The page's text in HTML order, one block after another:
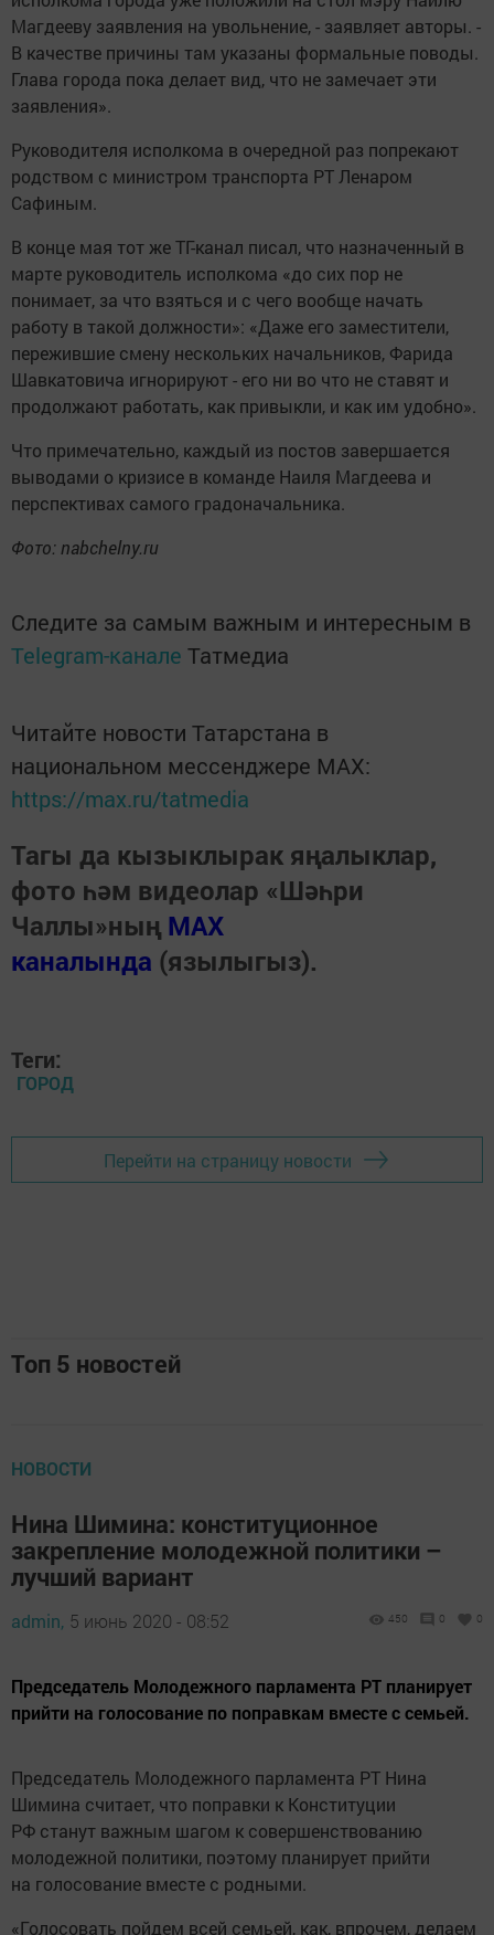
перспективах самого градоначальника.
Фото: nabchelny.ru
Telegram-канале Татмедиа
Читайте новости Татарстана в
национальном мессенджере MАХ:
https://max.ru/tatmedia
Тагы да кызыклырак яңалыклар,
фото һәм видеолар «Шәһри
каналында(язылыгыз).
Перейти на страницу новости
Топ 5 новостей
НОВОСТИ
закрепление молодежной политики –
лучший вариант
молодежной политики, поэтому планирует прийти
это на каждых выборах. И, надеюсь, что члены
гражданскую позицию, тем более что мы сами
на встрече с Фаридом Хайрулловичем Мухаметшиным
попросили внести предложение по закреплению
в Конституции термина „Молодежная политика“», —
рассказала Шимина ИА «Татар-информ».
упоминаний молодежи и государственной молодежной
политики, сферу регулирует множество федеральных
нормативно-правовые акты зачастую противоречивы.
«Более 100 тыс. законов и иных нормативных
правовых актов содержат слово „молодежь“ и (или)
словосочетание „государственная молодежная
политика“, образованные на их основе слова
и словосочетания. Сегодня 92% (78 из 85) субъектов